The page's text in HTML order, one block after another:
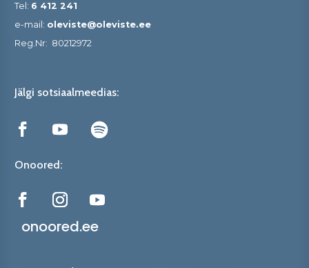
Tel: 6 412 241
e-mail: oleviste@oleviste.ee
Reg.Nr: 80212972
Jälgi sotsiaalmeedias:
Onoored:
onoored.ee